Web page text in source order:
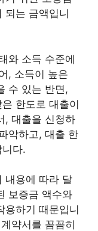
되는 금액입니
와 소득 수준에
, 소득이 높은
수 있는 반면,
한도로 대출이
, 대출을 신청하
악하고, 대출 한
다.
내용에 따라 달
보증금 액수와
용하기 때문입니
약서를 꼼꼼히